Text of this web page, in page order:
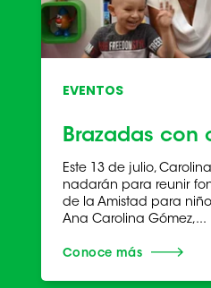
EVENTOS
Brazadas con
Este 13 de julio,
nadarán para reunir
de la Amistad para
Ana Carolina Gómez,...
Conoce más